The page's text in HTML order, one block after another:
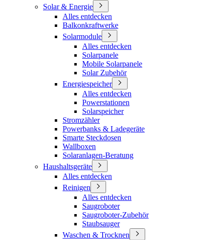
Solar & Energie
Alles entdecken
Balkonkraftwerke
Solarmodule
Alles entdecken
Solarpanele
Mobile Solarpanele
Solar Zubehör
Energiespeicher
Alles entdecken
Powerstationen
Solarspeicher
Stromzähler
Powerbanks & Ladegeräte
Smarte Steckdosen
Wallboxen
Solaranlagen-Beratung
Haushaltsgeräte
Alles entdecken
Reinigen
Alles entdecken
Saugroboter
Saugroboter-Zubehör
Staubsauger
Waschen & Trocknen